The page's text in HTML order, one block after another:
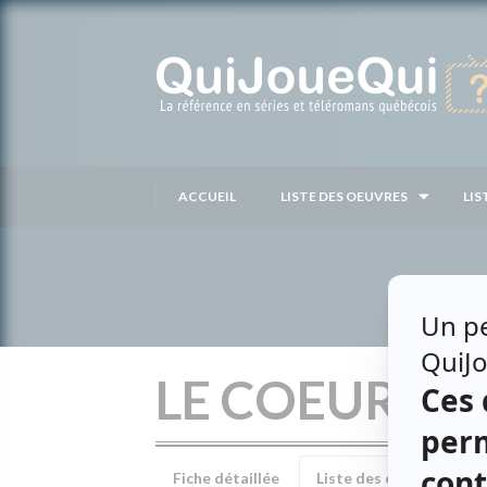
ACCUEIL LISTE DES OEUVRES
LE COEUR A
Fiche détaillée Liste des épisodes